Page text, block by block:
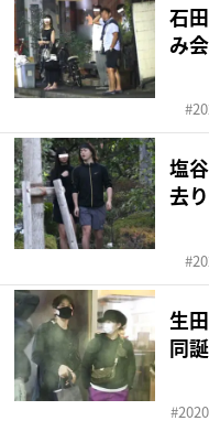
石
み
塩
去
生
同